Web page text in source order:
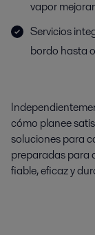
vapor
Servicios
bordo hasta
cómo planee
soluciones para
preparadas para
fiable, eficaz y